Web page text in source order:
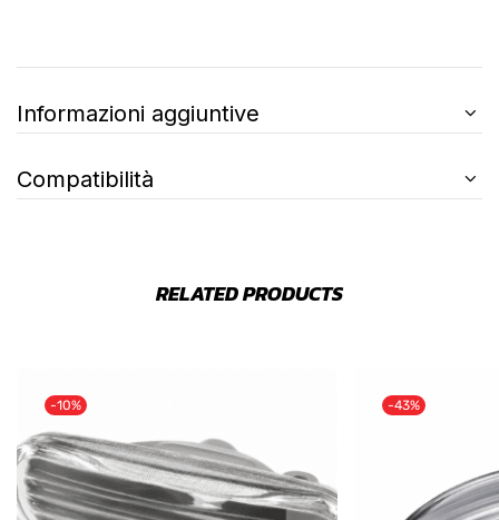
Informazioni aggiuntive
Compatibilità
RELATED PRODUCTS
-10% -43%